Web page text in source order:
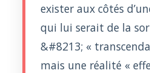
exister aux côtés
qui lui serait de la
&#8213; «
mais une réalité «